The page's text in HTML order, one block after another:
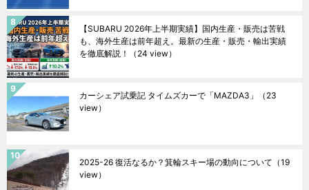
【SUBARU 2026年上半期実績】国内生産・販売は苦戦
も、海外生産は前年超え。最新の生産・販売・輸出実績
を徹底解説！
（24 view）
カーシェア試乗記 タイムズカーで「MAZDA3」
（23
view）
2025-26 復活なるか？箕輪スキー場の動向について （19
view）